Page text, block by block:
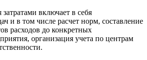
включает в себя
и в том числе расчет норм, составление
расходов до конкретных
организация учета по центрам